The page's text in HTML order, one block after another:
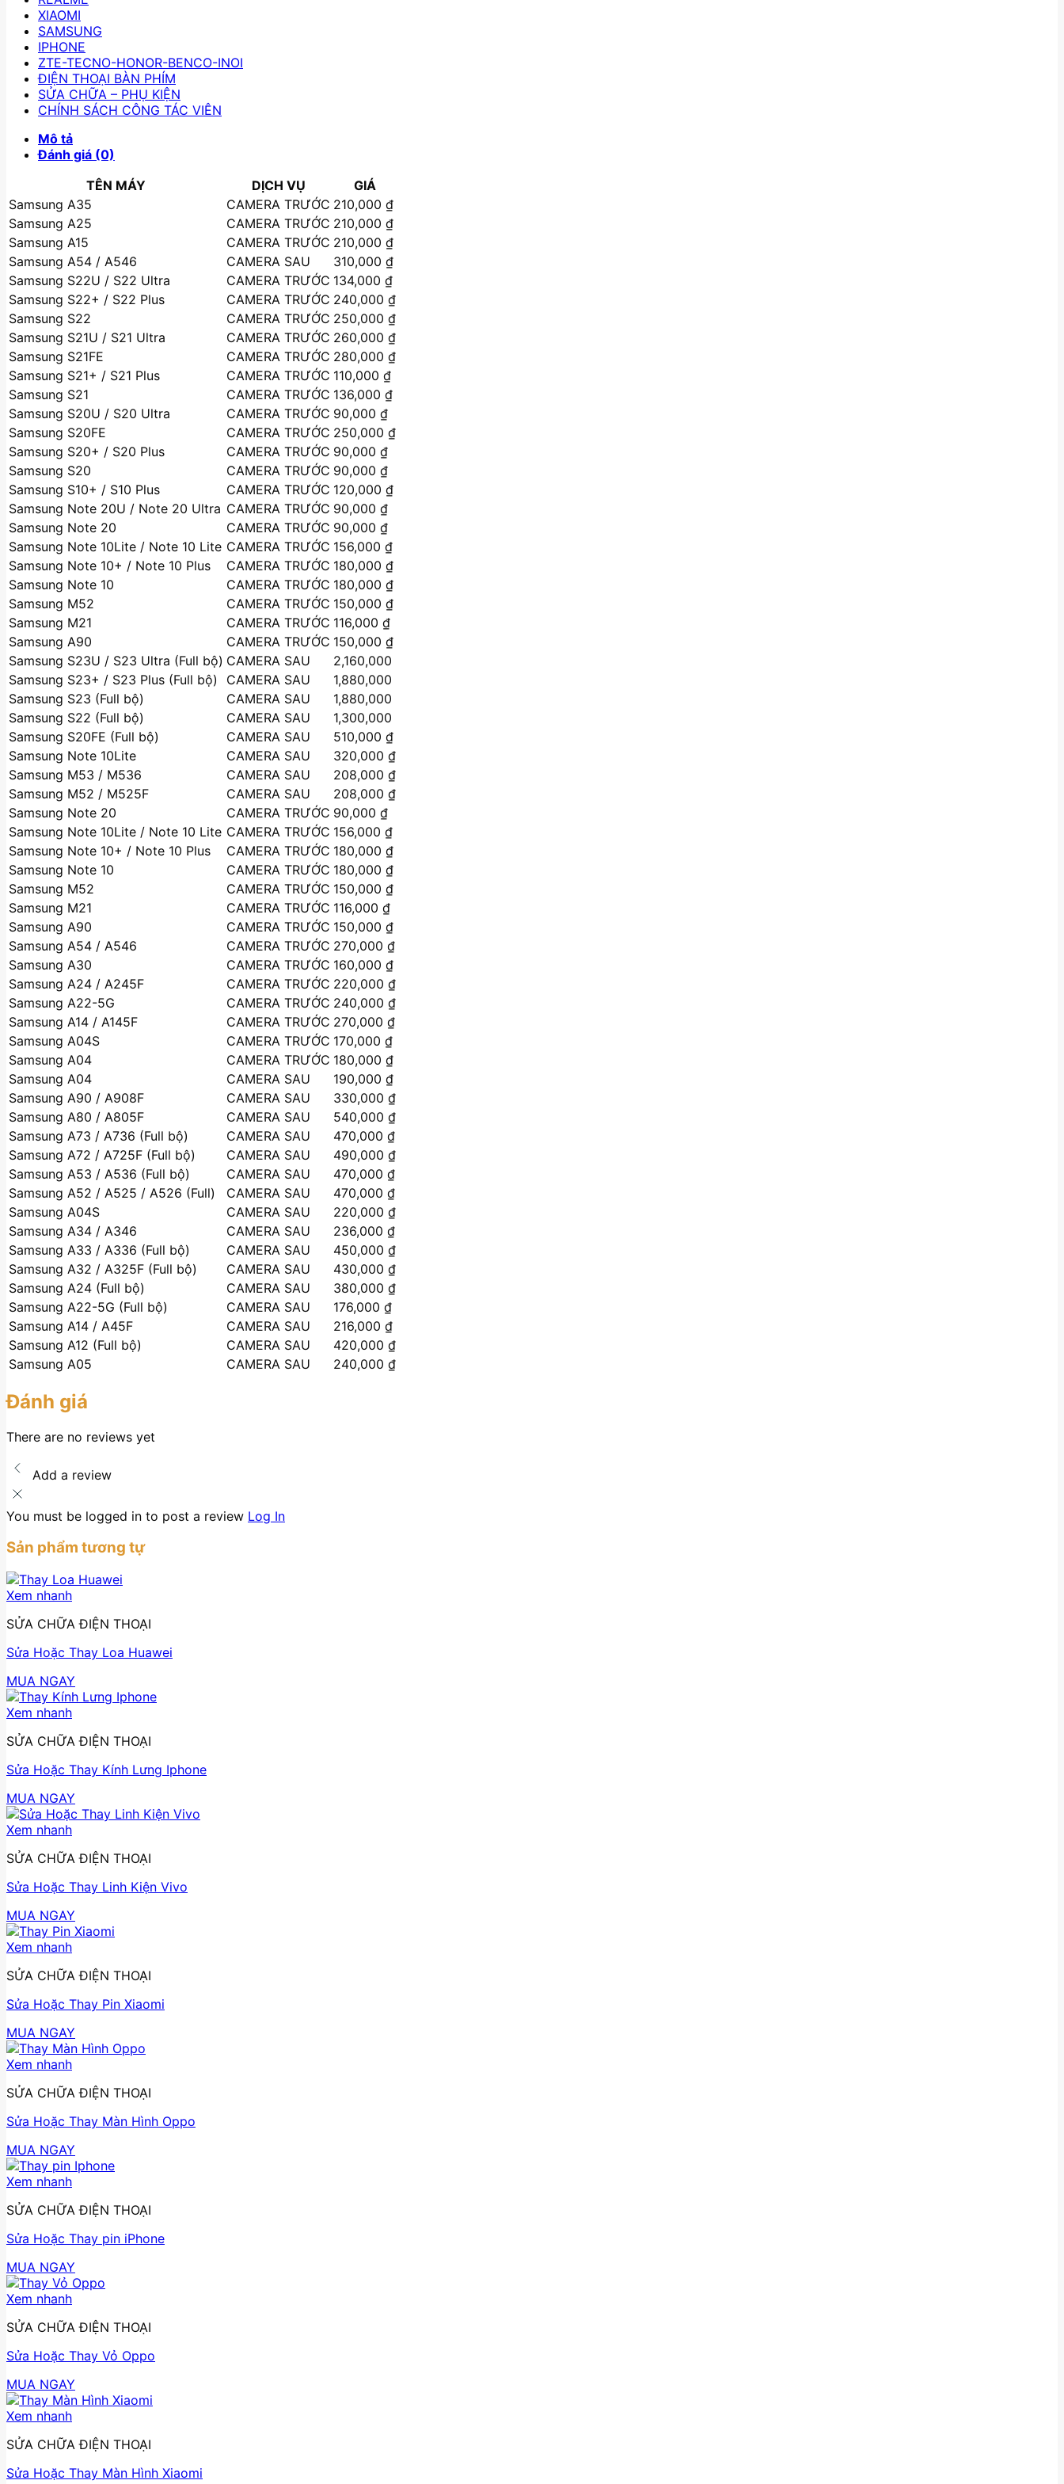
XIAOMI
SAMSUNG
IPHONE
ZTE-TECNO-HONOR-BENCO-INOI
ĐIỆN THOẠI BÀN PHÍM
SỬA CHỮA – PHỤ KIỆN
CHÍNH SÁCH CÔNG TÁC VIÊN
Mô tả
Đánh giá (0)
TÊN MÁY
DỊCH VỤ
GIÁ
Samsung A35
CAMERA TRƯỚC 210,000 ₫
Samsung A25
CAMERA TRƯỚC 210,000 ₫
Samsung A15
CAMERA TRƯỚC 210,000 ₫
Samsung A54 / A546
CAMERA SAU
310,000 ₫
Samsung S22U / S22 Ultra
CAMERA TRƯỚC 134,000 ₫
Samsung S22+ / S22 Plus
CAMERA TRƯỚC 240,000 ₫
Samsung S22
CAMERA TRƯỚC 250,000 ₫
Samsung S21U / S21 Ultra
CAMERA TRƯỚC 260,000 ₫
Samsung S21FE
CAMERA TRƯỚC 280,000 ₫
Samsung S21+ / S21 Plus
CAMERA TRƯỚC 110,000 ₫
Samsung S21
CAMERA TRƯỚC 136,000 ₫
Samsung S20U / S20 Ultra
CAMERA TRƯỚC 90,000 ₫
Samsung S20FE
CAMERA TRƯỚC 250,000 ₫
Samsung S20+ / S20 Plus
CAMERA TRƯỚC 90,000 ₫
Samsung S20
CAMERA TRƯỚC 90,000 ₫
Samsung S10+ / S10 Plus
CAMERA TRƯỚC 120,000 ₫
Samsung Note 20U / Note 20 Ultra CAMERA TRƯỚC 90,000 ₫
Samsung Note 20
CAMERA TRƯỚC 90,000 ₫
Samsung Note 10Lite / Note 10 Lite CAMERA TRƯỚC 156,000 ₫
Samsung Note 10+ / Note 10 Plus
CAMERA TRƯỚC 180,000 ₫
Samsung Note 10
CAMERA TRƯỚC 180,000 ₫
Samsung M52
CAMERA TRƯỚC 150,000 ₫
Samsung M21
CAMERA TRƯỚC 116,000 ₫
Samsung A90
CAMERA TRƯỚC 150,000 ₫
Samsung S23U / S23 Ultra (Full bộ) CAMERA SAU
2,160,000
Samsung S23+ / S23 Plus (Full bộ)
CAMERA SAU
1,880,000
Samsung S23 (Full bộ)
CAMERA SAU
1,880,000
Samsung S22 (Full bộ)
CAMERA SAU
1,300,000
Samsung S20FE (Full bộ)
CAMERA SAU
510,000 ₫
Samsung Note 10Lite
CAMERA SAU
320,000 ₫
Samsung M53 / M536
CAMERA SAU
208,000 ₫
Samsung M52 / M525F
CAMERA SAU
208,000 ₫
Samsung Note 20
CAMERA TRƯỚC 90,000 ₫
Samsung Note 10Lite / Note 10 Lite CAMERA TRƯỚC 156,000 ₫
Samsung Note 10+ / Note 10 Plus
CAMERA TRƯỚC 180,000 ₫
Samsung Note 10
CAMERA TRƯỚC 180,000 ₫
Samsung M52
CAMERA TRƯỚC 150,000 ₫
Samsung M21
CAMERA TRƯỚC 116,000 ₫
Samsung A90
CAMERA TRƯỚC 150,000 ₫
Samsung A54 / A546
CAMERA TRƯỚC 270,000 ₫
Samsung A30
CAMERA TRƯỚC 160,000 ₫
Samsung A24 / A245F
CAMERA TRƯỚC 220,000 ₫
Samsung A22-5G
CAMERA TRƯỚC 240,000 ₫
Samsung A14 / A145F
CAMERA TRƯỚC 270,000 ₫
Samsung A04S
CAMERA TRƯỚC 170,000 ₫
Samsung A04
CAMERA TRƯỚC 180,000 ₫
Samsung A04
CAMERA SAU
190,000 ₫
Samsung A90 / A908F
CAMERA SAU
330,000 ₫
Samsung A80 / A805F
CAMERA SAU
540,000 ₫
Samsung A73 / A736 (Full bộ)
CAMERA SAU
470,000 ₫
Samsung A72 / A725F (Full bộ)
CAMERA SAU
490,000 ₫
Samsung A53 / A536 (Full bộ)
CAMERA SAU
470,000 ₫
Samsung A52 / A525 / A526 (Full)
CAMERA SAU
470,000 ₫
Samsung A04S
CAMERA SAU
220,000 ₫
Samsung A34 / A346
CAMERA SAU
236,000 ₫
Samsung A33 / A336 (Full bộ)
CAMERA SAU
450,000 ₫
Samsung A32 / A325F (Full bộ)
CAMERA SAU
430,000 ₫
Samsung A24 (Full bộ)
CAMERA SAU
380,000 ₫
Samsung A22-5G (Full bộ)
CAMERA SAU
176,000 ₫
Samsung A14 / A45F
CAMERA SAU
216,000 ₫
Samsung A12 (Full bộ)
CAMERA SAU
420,000 ₫
Samsung A05
CAMERA SAU 240,000 ₫
Đánh giá
There are no reviews yet
Add a review
You must be logged in to post a review Log In
Sản phẩm tương tự
Xem nhanh
SỬA CHỮA ĐIỆN THOẠI
Sửa Hoặc Thay Loa Huawei
MUA NGAY
Xem nhanh
SỬA CHỮA ĐIỆN THOẠI
Sửa Hoặc Thay Kính Lưng Iphone
MUA NGAY
Xem nhanh
SỬA CHỮA ĐIỆN THOẠI
Sửa Hoặc Thay Linh Kiện Vivo
MUA NGAY
Xem nhanh
SỬA CHỮA ĐIỆN THOẠI
Sửa Hoặc Thay Pin Xiaomi
MUA NGAY
Xem nhanh
SỬA CHỮA ĐIỆN THOẠI
Sửa Hoặc Thay Màn Hình Oppo
MUA NGAY
Xem nhanh
SỬA CHỮA ĐIỆN THOẠI
Sửa Hoặc Thay pin iPhone
MUA NGAY
Xem nhanh
SỬA CHỮA ĐIỆN THOẠI
Sửa Hoặc Thay Vỏ Oppo
MUA NGAY
Xem nhanh
SỬA CHỮA ĐIỆN THOẠI
Sửa Hoặc Thay Màn Hình Xiaomi